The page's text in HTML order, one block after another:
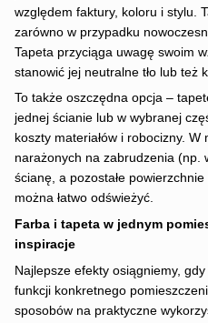
względem faktury, koloru i stylu.
zarówno w przypadku
Tapeta przyciąga uwagę swoim
stanowić jej neutralne tło lub też
To także oszczędna opcja –
jednej ścianie lub w wybranej
koszty materiałów i robocizny.
narażonych na zabrudzenia (np.
ścianę, a pozostałe
można łatwo odświeżyć.
Farba i tapeta w jednym
inspiracje
Najlepsze efekty osiągniemy,
funkcji konkretnego
sposobów na praktyczne